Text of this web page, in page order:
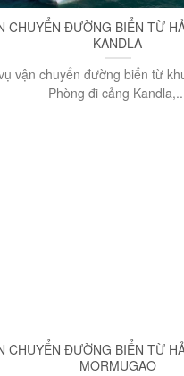
CHUYỂN ĐƯỜNG BIỂN TỪ
KANDLA
vận chuyển đường biển từ
Phòng đi cảng
CHUYỂN ĐƯỜNG BIỂN TỪ
MORMUGAO